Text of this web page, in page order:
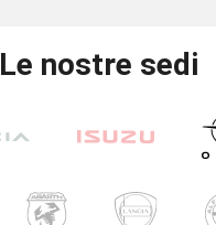
Le nostre sedi